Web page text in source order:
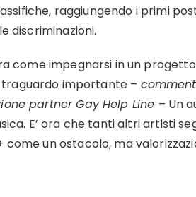
raggiungendo i primi
discriminazioni.
come impegnarsi in un progetto
importante –
partner Gay Help Line – Un
E’ ora che tanti altri artisti
come un ostacolo, ma